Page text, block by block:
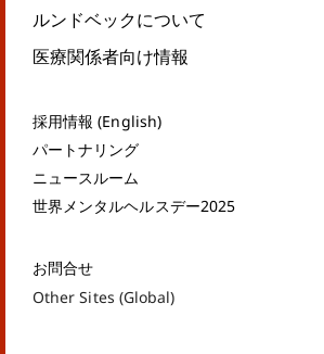
ルンドベックについて
医療関係者向け情報
採用情報 (English)
パートナリング
ニュースルーム
世界メンタルヘルスデー2025
お問合せ
Other Sites (Global)